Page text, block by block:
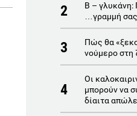
2
Β – γλυκάνη:
…γραμμή σας
3
Πώς θα
νούμερο στη
4
Οι
μπορούν να
δίαιτα